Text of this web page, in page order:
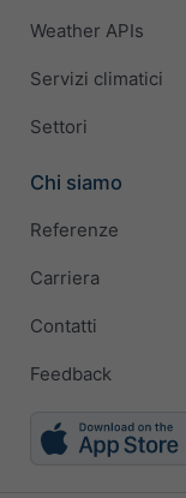
Weather APIs
Servizi climatici
Settori
Chi siamo
Referenze
Carriera
Contatti
Feedback